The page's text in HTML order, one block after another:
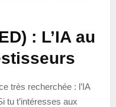
: L’IA au
très recherchée : l’IA
tu t’intéresses aux